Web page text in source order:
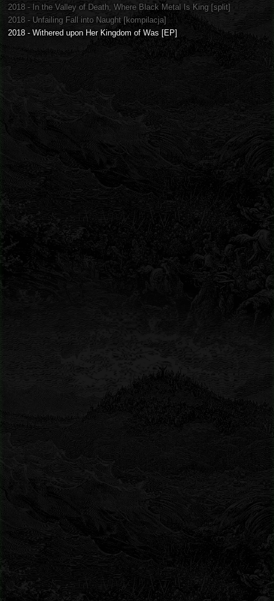
2018 - In the Valley of Death, Where Black Metal Is King [split]
2018 - Unfailing Fall into Naught [kompilacja]
2018 - Withered upon Her Kingdom of Was [EP]